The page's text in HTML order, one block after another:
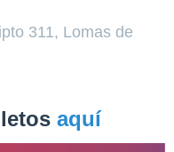
311, Lomas de
aquí